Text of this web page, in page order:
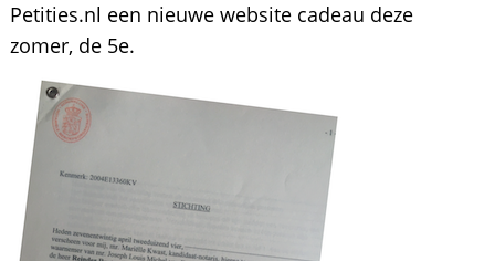
Petities.nl een nieuwe website cadeau deze
zomer, de 5e.